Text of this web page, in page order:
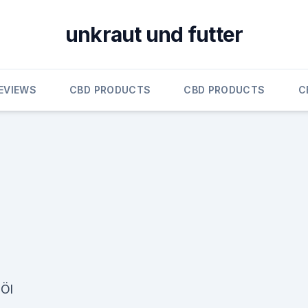
unkraut und futter
CBD PRODUCTS CBD PRODUCTS